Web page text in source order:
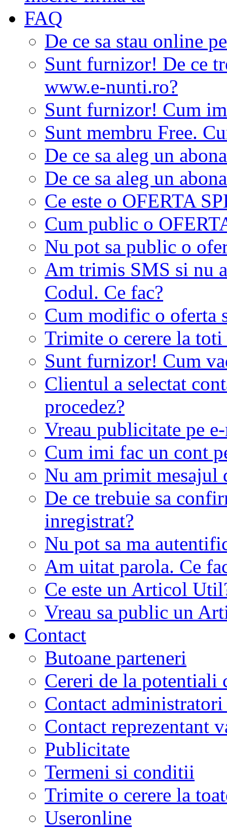
FAQ
De ce sa stau online
Sunt furnizor! De ce
www.e-nunti.ro?
Sunt furnizor! Cum
Sunt membru Free.
De ce sa aleg un
De ce sa aleg un
Ce este o OFERTA
Cum public o
Nu pot sa public o
Am trimis SMS si nu
Codul. Ce fac?
Cum modific o oferta
Trimite o cerere la
Sunt furnizor! Cum
Clientul a selectat
procedez?
Vreau publicitate pe
Cum imi fac un cont
Nu am primit mesajul
De ce trebuie sa
inregistrat?
Nu pot sa ma
Am uitat parola. Ce
Ce este un Articol
Vreau sa public un
Contact
Butoane parteneri
Cereri de la potentiali
Contact
Contact reprezentant
Publicitate
Termeni si conditii
Trimite o cerere la
Useronline